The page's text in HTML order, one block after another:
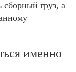
сборный груз, а
именно